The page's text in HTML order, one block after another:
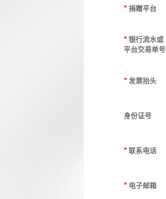
* 捐赠平台
* 银行流水或
平台交易单号
* 发票抬头
身份证号
* 联系电话
* 电子邮箱